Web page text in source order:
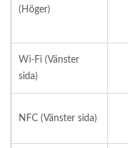
(Höger)
Wi-Fi (Vänster
sida)
NFC (Vänster sida)